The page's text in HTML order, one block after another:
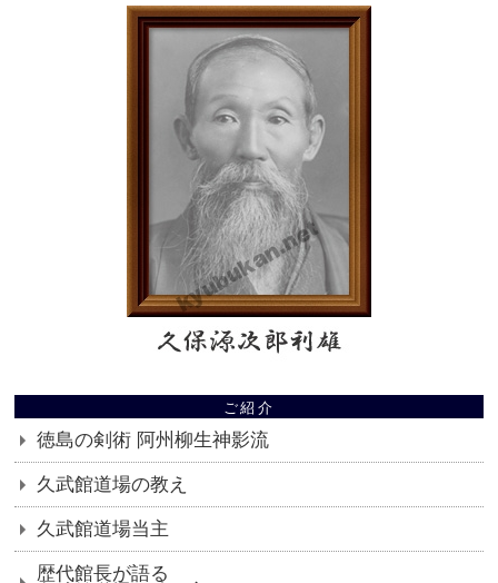
ご紹介
徳島の剣術 阿州柳生神影流
久武館道場の教え
久武館道場当主
歴代館長が語る